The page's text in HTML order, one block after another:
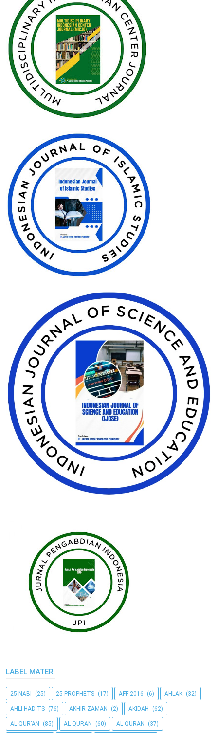
LABEL MATERI
25 NABI (25) 25 PROPHETS (17) AFF 2016 (6) AHLAK (32)
AHLI HADITS (76) AKHIR ZAMAN (2) AKIDAH (62)
AL QUR'AN (85) AL QURAN (60) AL-QURAN (37)